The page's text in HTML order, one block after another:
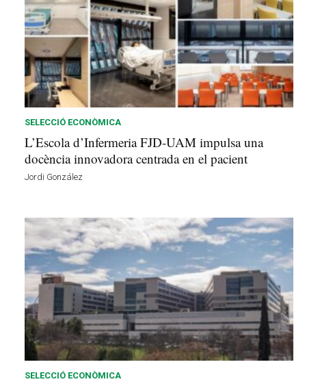
SELECCIÓ ECONÒMICA
L’Escola d’Infermeria FJD-UAM impulsa una
docència innovadora centrada en el pacient
Jordi González
SELECCIÓ ECONÒMICA